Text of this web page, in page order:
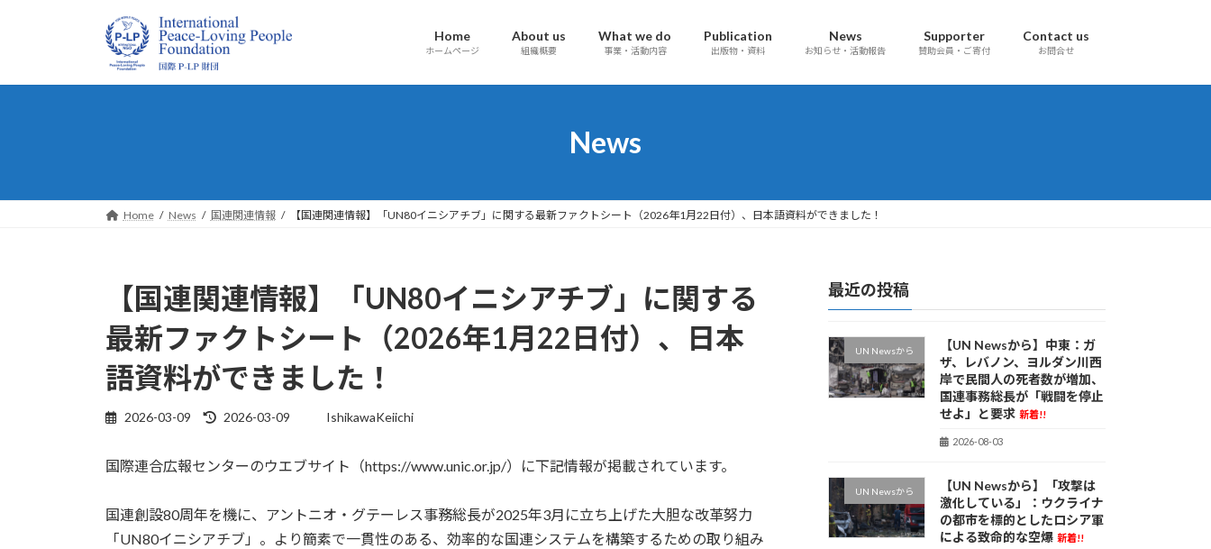
プ
動
Home
ホームページ
About us
組織概要
What we do
事業・活動内容
Publication
出版物・資料
News
お知らせ・活動報告
Supporter
賛助会員・ご寄付
Contact us
お問合せ
News
Home News 国連関連情報 【国連関連情報】「UN80イニシアチブ」に関する最新ファクトシート（2026年1月22日付）、日本語資料ができました！
【国連関連情報】「UN80イニシアチブ」に関する
最新ファクトシート（2026年1月22日付）、日本
語資料ができました！
2026-03-09
最
新
:
2026-03-09 IshikawaKeiichi
国際連合広報センターのウエブサイト（https://www.unic.or.jp/）に下記情報が掲載されています。
国連創設80周年を機に、アントニオ・グテーレス事務総長が2025年3月に立ち上げた大胆な改革努力
「UN80イニシアチブ」。より簡素で一貫性のある、効率的な国連システムを構築するための取り組み
最近の投稿
UN Newsから
【UN Newsから】中東：ガ
ザ、レバノン、ヨルダン川西
岸で民間人の死者数が増加、
国連事務総長が「戦闘を停止
せよ」と要求 新着!!
2026-08-03
UN Newsから
【UN Newsから】「攻撃は
激化している」：ウクライナ
の都市を標的としたロシア軍
による致命的な空爆 新着!!